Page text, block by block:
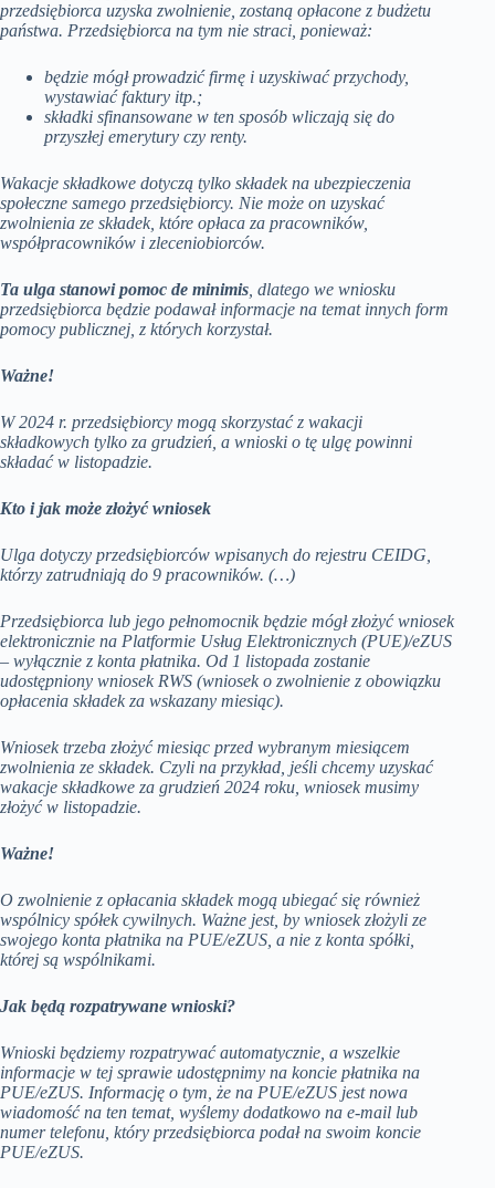
przedsiębiorca uzyska zwolnienie, zostaną opłacone z budżetu
państwa. Przedsiębiorca na tym nie straci, ponieważ:
będzie mógł prowadzić firmę i uzyskiwać przychody,
wystawiać faktury itp.;
składki sfinansowane w ten sposób wliczają się do
przyszłej emerytury czy renty.
Wakacje składkowe dotyczą tylko składek na ubezpieczenia
społeczne samego przedsiębiorcy. Nie może on uzyskać
zwolnienia ze składek, które opłaca za pracowników,
współpracowników i zleceniobiorców.
Ta ulga stanowi pomoc de minimis , dlatego we wniosku
przedsiębiorca będzie podawał informacje na temat innych form
pomocy publicznej, z których korzystał.
Ważne!
W 2024 r. przedsiębiorcy mogą skorzystać z wakacji
składkowych tylko za grudzień, a wnioski o tę ulgę powinni
składać w listopadzie.
Kto i jak może złożyć wniosek
Ulga dotyczy przedsiębiorców wpisanych do rejestru CEIDG,
którzy zatrudniają do 9 pracowników. (…)
Przedsiębiorca lub jego pełnomocnik będzie mógł złożyć wniosek
elektronicznie na Platformie Usług Elektronicznych (PUE)/eZUS
– wyłącznie z konta płatnika. Od 1 listopada zostanie
udostępniony wniosek RWS (wniosek o zwolnienie z obowiązku
opłacenia składek za wskazany miesiąc).
Wniosek trzeba złożyć miesiąc przed wybranym miesiącem
zwolnienia ze składek. Czyli na przykład, jeśli chcemy uzyskać
wakacje składkowe za grudzień 2024 roku, wniosek musimy
złożyć w listopadzie.
Ważne!
O zwolnienie z opłacania składek mogą ubiegać się również
wspólnicy spółek cywilnych. Ważne jest, by wniosek złożyli ze
swojego konta płatnika na PUE/eZUS, a nie z konta spółki,
której są wspólnikami.
Jak będą rozpatrywane wnioski?
Wnioski będziemy rozpatrywać automatycznie, a wszelkie
informacje w tej sprawie udostępnimy na koncie płatnika na
PUE/eZUS. Informację o tym, że na PUE/eZUS jest nowa
wiadomość na ten temat, wyślemy dodatkowo na e-mail lub
numer telefonu, który przedsiębiorca podał na swoim koncie
PUE/eZUS.